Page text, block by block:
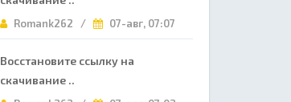
Romank262 / 07-авг, 07:07
Восстановите ссылку на
скачивание ..